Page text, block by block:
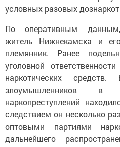
условных разовых
По оперативным данным,
житель Нижнекамска и
племянник. Ранее
уголовной
наркотических
злоумышленников в
наркопреступлений
следствием он несколько
оптовыми партиями
дальнейшего